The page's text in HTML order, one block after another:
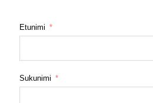
Etunimi
Sukunimi